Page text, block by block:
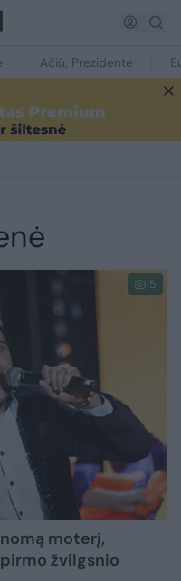
Ačiū, Prezidente
15
moterį,
žvilgsnio